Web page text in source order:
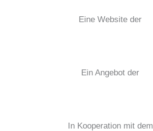
Eine Website der
Ein Angebot der
In Kooperation mit dem